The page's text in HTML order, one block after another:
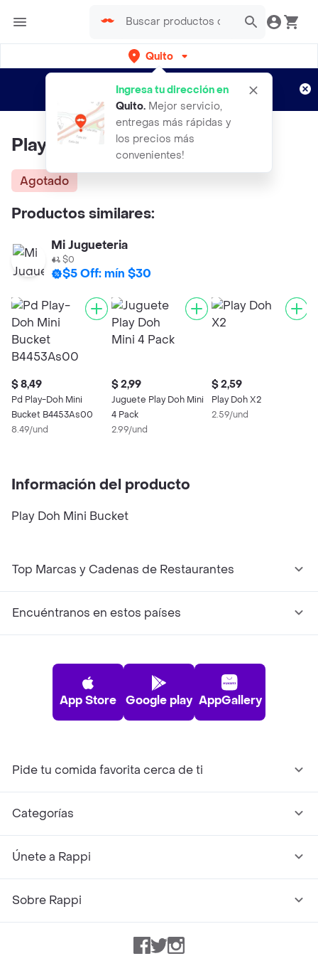
Quito
Ingresa tu dirección en
Quito. Mejor servicio,
entregas más rápidas y
los precios más
convenientes!
envíos gratis por semanas
Aplican TyC
Play Doh Mini Bucket
Agotado
Productos similares:
Mi Jugueteria
$0
$5 Off: mín $30
$ 8,49
Pd Play-Doh Mini
Bucket B4453As00
8.49/und
$ 2,99
Juguete Play Doh Mini
4 Pack
2.99/und
$ 2,59
Play Doh X2
2.59/und
Información del producto
Play Doh Mini Bucket
Top Marcas y Cadenas de Restaurantes
Encuéntranos en estos países
App Store Google play AppGallery
Pide tu comida favorita cerca de ti
Categorías
Únete a Rappi
Sobre Rappi
Facebook
TwitterInstagram